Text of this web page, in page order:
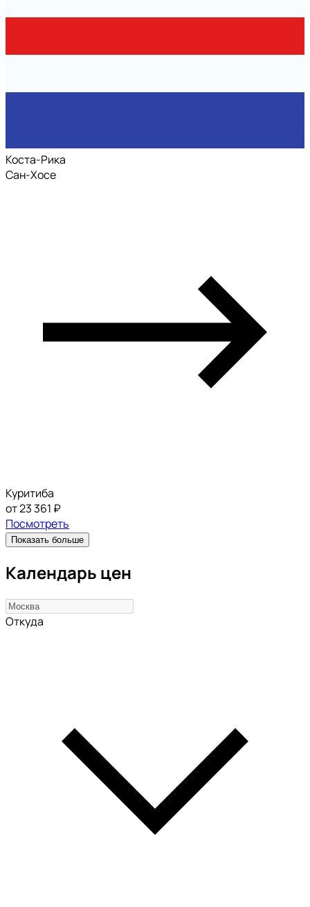
Коста-Рика
Сан-Хосе
Куритиба
от 23 361 ₽
Посмотреть
Показать больше
Календарь цен
Откуда